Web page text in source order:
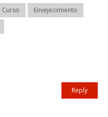
Curso
Envejecimiento
Reply